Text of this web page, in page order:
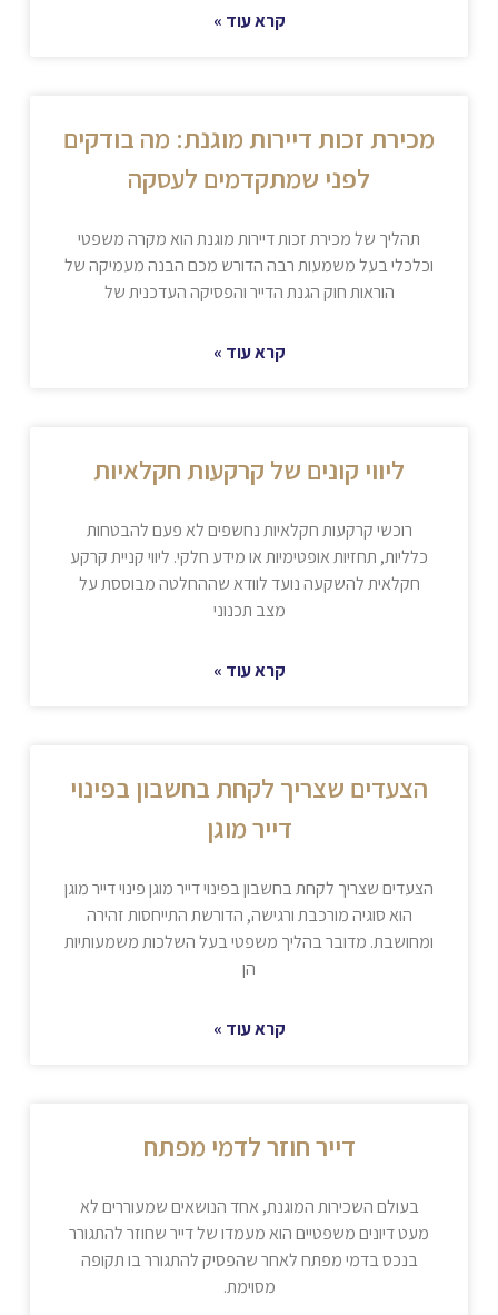
קרא עוד »
מכירת זכות דיירות מוגנת: מה בודקים
לפני שמתקדמים לעסקה
תהליך של מכירת זכות דיירות מוגנת הוא מקרה משפטי
וכלכלי בעל משמעות רבה הדורש מכם הבנה מעמיקה של
הוראות חוק הגנת הדייר והפסיקה העדכנית של
קרא עוד »
ליווי קונים של קרקעות חקלאיות
רוכשי קרקעות חקלאיות נחשפים לא פעם להבטחות
כלליות, תחזיות אופטימיות או מידע חלקי. ליווי קניית קרקע
חקלאית להשקעה נועד לוודא שההחלטה מבוססת על
מצב תכנוני
קרא עוד »
הצעדים שצריך לקחת בחשבון בפינוי
דייר מוגן
הצעדים שצריך לקחת בחשבון בפינוי דייר מוגן פינוי דייר מוגן
הוא סוגיה מורכבת ורגישה, הדורשת התייחסות זהירה
ומחושבת. מדובר בהליך משפטי בעל השלכות משמעותיות
הן
קרא עוד »
דייר חוזר לדמי מפתח
בעולם השכירות המוגנת, אחד הנושאים שמעוררים לא
מעט דיונים משפטיים הוא מעמדו של דייר שחוזר להתגורר
בנכס בדמי מפתח לאחר שהפסיק להתגורר בו תקופה
מסוימת.